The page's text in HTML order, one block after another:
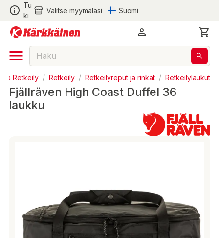
Tu
ki
Valitse myymäläsi Suomi
ja Retkeily / Retkeily / Retkeilyreput ja rinkat / Retkeilylaukut
Fjällräven High Coast Duffel 36
laukku